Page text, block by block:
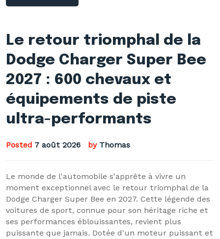
Le retour triomphal de la
Dodge Charger Super Bee
2027 : 600 chevaux et
équipements de piste
ultra-performants
Posted 7 août 2026 by Thomas
Le monde de l'automobile s'apprête à vivre un
moment exceptionnel avec le retour triomphal de la
Dodge Charger Super Bee en 2027. Cette légende des
voitures de sport, connue pour son héritage riche et
ses performances éblouissantes, revient plus
puissante que jamais. Dotée d'un moteur puissant et